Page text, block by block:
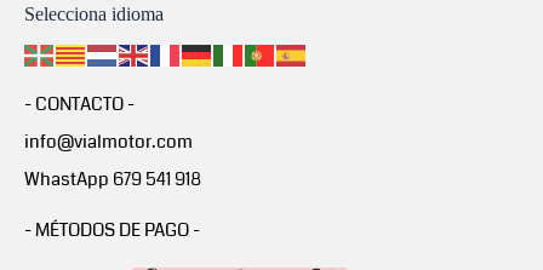
Selecciona idioma
- CONTACTO -
info@vialmotor.com
WhastApp 679 541 918
- MÉTODOS DE PAGO -